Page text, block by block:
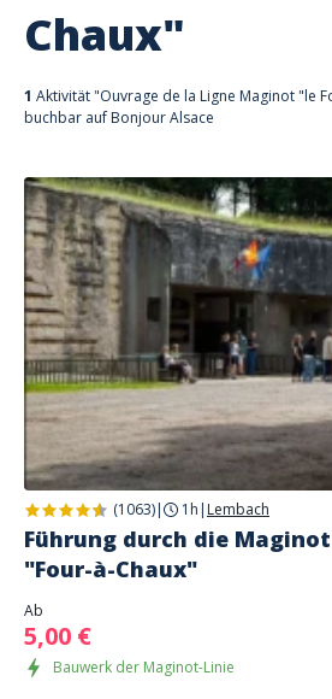
Chaux"
1 Aktivität "Ouvrage de la Ligne Maginot "le
buchbar auf Bonjour Alsace
(1063)| 1h | Lembach
Führung durch die
"Four-à-Chaux"
Ab
5,00 €
Bauwerk der Maginot-Linie